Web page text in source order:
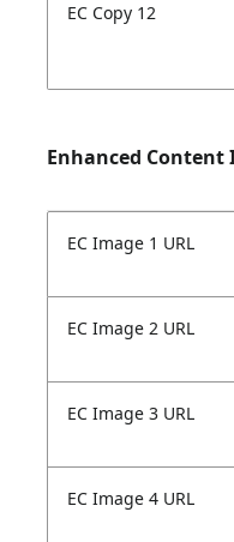
EC Copy 12
Enhanced Content
EC Image 1 URL
EC Image 2 URL
EC Image 3 URL
EC Image 4 URL